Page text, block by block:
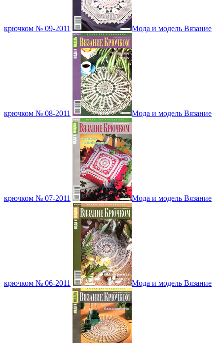
крючком № 09-2011 Мода и модель Вязание
крючком № 08-2011 Мода и модель Вязание
крючком № 07-2011 Мода и модель Вязание
крючком № 06-2011 Мода и модель Вязание